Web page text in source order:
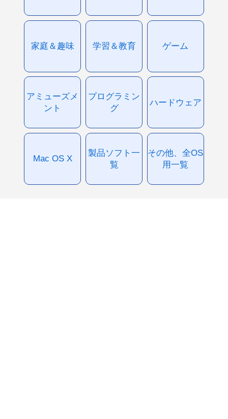
家庭＆趣味 学習＆教育 ゲーム
アミューズメ
ント
プログラミン
グ
ハードウェア
Mac OS X
製品ソフト一
覧
その他、全OS
用一覧